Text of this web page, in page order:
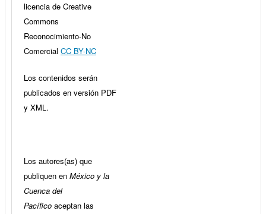
licencia de Creative
Commons
Reconocimiento-No
Comercial CC BY-NC
Los contenidos serán
publicados en versión PDF
y XML.
Los autores(as) que
publiquen en México y la
Cuenca del
Pacífico aceptan las